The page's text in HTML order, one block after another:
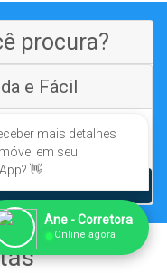
procura?
e Fácil
São Paulo
mais detalhes
em seu
👋
Ane - Corretora
●Online agora